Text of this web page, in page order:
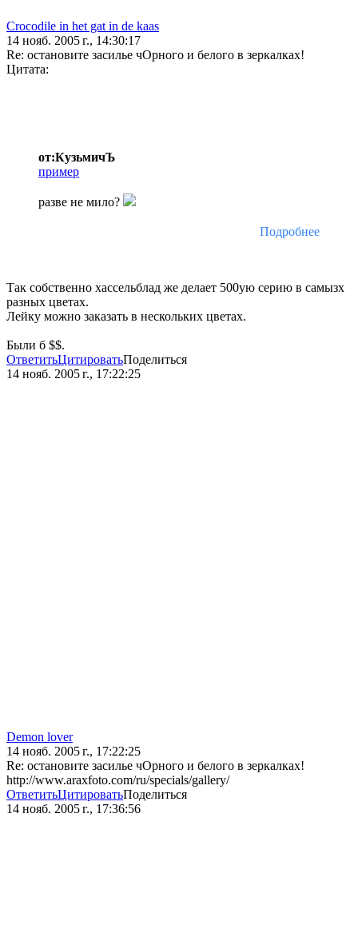
Crocodile in het gat in de kaas
14 нояб. 2005 г., 14:30:17
Re: остановите засилье чОрного и белого в зеркалках!
Цитата:
от:КузьмичЪ
пример
разве не мило?
Подробнее
Так собственно хассельблад же делает 500ую серию в самызх
разных цветах.
Лейку можно заказать в нескольких цветах.
Были б $$.
ОтветитьЦитироватьПоделиться
14 нояб. 2005 г., 17:22:25
Demon lover
14 нояб. 2005 г., 17:22:25
Re: остановите засилье чОрного и белого в зеркалках!
http://www.araxfoto.com/ru/specials/gallery/
ОтветитьЦитироватьПоделиться
14 нояб. 2005 г., 17:36:56